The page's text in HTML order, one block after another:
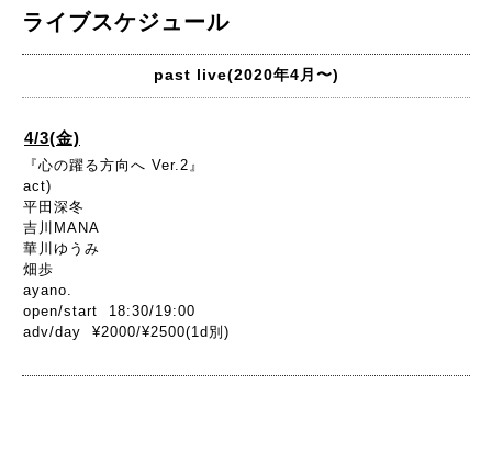
ライブスケジュール
past live(2020年4月〜)
4/3(金)
『心の躍る方向へ Ver.2』
act)
平田深冬
吉川MANA
華川ゆうみ
畑歩
ayano.
open/start 18:30/19:00
adv/day ¥2000/¥2500(1d別)